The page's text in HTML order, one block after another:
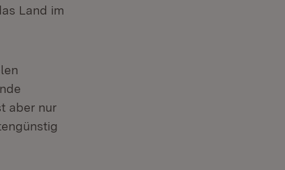
Land im
aber nur